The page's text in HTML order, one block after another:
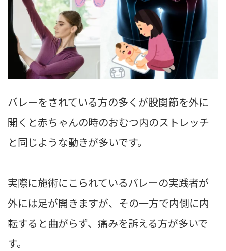
バレーをされている方の多くが股関節を外に
開くと赤ちゃんの時のおむつ内のストレッチ
と同じような動きが多いです。
実際に施術にこられているバレーの実践者が
外には足が開きますが、その一方で内側に内
転すると曲がらず、痛みを訴える方が多いで
す。